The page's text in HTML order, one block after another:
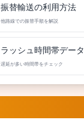
振替輸送の利用方法
他路線での振替手順を解説
ラッシュ時間帯データ
遅延が多い時間帯をチェック